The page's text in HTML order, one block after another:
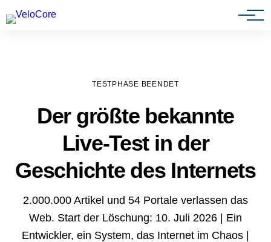
Agenturen & Webdesigner
TESTPHASE BEENDET
Der größte bekannte
Live-Test in der
Geschichte des Internets
2.000.000 Artikel und 54 Portale verlassen das
Web. Start der Löschung: 10. Juli 2026 | Ein
Entwickler, ein System, das Internet im Chaos |